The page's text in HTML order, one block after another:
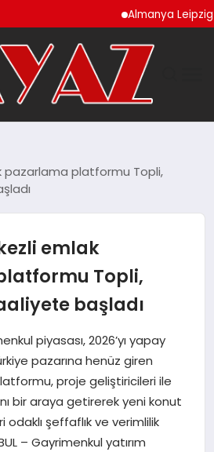
Almanya Leipzig
pazarlama platformu Topli,
emlak
Topli,
başladı
piyasası, 2026’yı yapay
pazarına henüz giren
proje geliştiricileri ile
bir araya getirerek yeni konut
odaklı şeffaflık ve verimlilik
– Gayrimenkul yatırım